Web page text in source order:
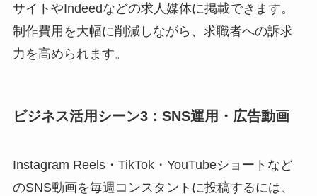
サイトやIndeedなどの求人媒体に掲載できます。
制作費用を大幅に削減しながら、求職者への訴求
力を高められます。
ビジネス活用シーン3：SNS運用・広告動画
Instagram Reels・TikTok・YouTubeショートなど
のSNS動画を毎週コンスタントに投稿するには、